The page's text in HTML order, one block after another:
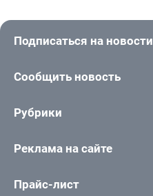
Подписаться на новости
Сообщить новость
Рубрики
Реклама на сайте
Прайс-лист